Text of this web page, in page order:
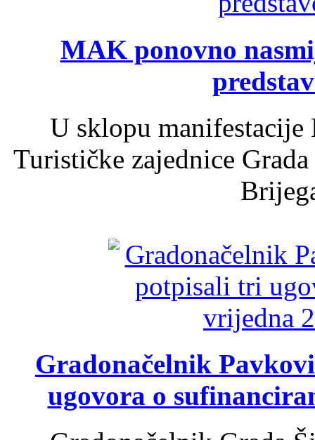
MAK ponovno
U sklopu
Turističke zajednice
Gradonačelnik
ugovora o